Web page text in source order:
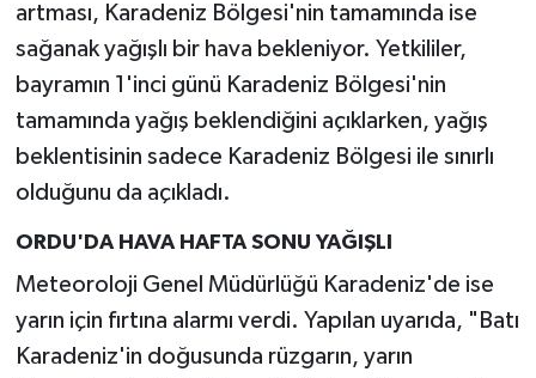
artması, Karadeniz Bölgesi'nin tamamında ise
sağanak yağışlı bir hava bekleniyor. Yetkililer,
bayramın 1'inci günü Karadeniz Bölgesi'nin
tamamında yağış beklendiğini açıklarken, yağış
beklentisinin sadece Karadeniz Bölgesi ile sınırlı
olduğunu da açıkladı.
ORDU'DA HAVA HAFTA SONU YAĞIŞLI
Meteoroloji Genel Müdürlüğü Karadeniz'de ise
yarın için fırtına alarmı verdi. Yapılan uyarıda, "Batı
Karadeniz'in doğusunda rüzgarın, yarın
TEKNOLOJİ
TURİZM
VİDEO HABER